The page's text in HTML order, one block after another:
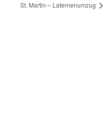
St. Martin – Laternenumzug